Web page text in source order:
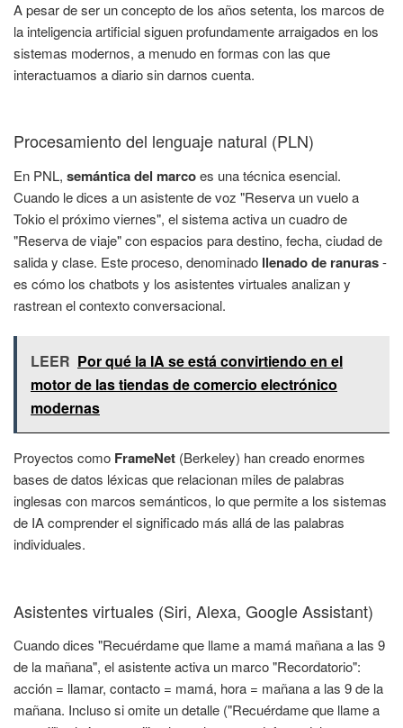
A pesar de ser un concepto de los años setenta, los marcos de
la inteligencia artificial siguen profundamente arraigados en los
sistemas modernos, a menudo en formas con las que
interactuamos a diario sin darnos cuenta.
Procesamiento del lenguaje natural (PLN)
En PNL, semántica del marcoes una técnica esencial.
Cuando le dices a un asistente de voz "Reserva un vuelo a
Tokio el próximo viernes", el sistema activa un cuadro de
"Reserva de viaje" con espacios para destino, fecha, ciudad de
salida y clase. Este proceso, denominado llenado de ranuras-
es cómo los chatbots y los asistentes virtuales analizan y
rastrean el contexto conversacional.
LEER Por qué la IA se está convirtiendo en el
motor de las tiendas de comercio electrónico
modernas
Proyectos como FrameNet (Berkeley) han creado enormes
bases de datos léxicas que relacionan miles de palabras
inglesas con marcos semánticos, lo que permite a los sistemas
de IA comprender el significado más allá de las palabras
individuales.
Asistentes virtuales (Siri, Alexa, Google Assistant)
Cuando dices "Recuérdame que llame a mamá mañana a las 9
de la mañana", el asistente activa un marco "Recordatorio":
acción = llamar, contacto = mamá, hora = mañana a las 9 de la
mañana. Incluso si omite un detalle ("Recuérdame que llame a